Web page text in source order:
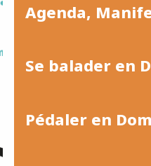
Agenda,
Se balader en
Pédaler en